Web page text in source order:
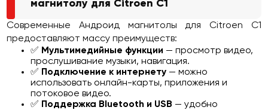
магнитолу для Citroen C1
Современные Андроид магнитолы для Citroen C1
предоставляют массу преимуществ:
✅ Мультимедийные функции — просмотр видео,
прослушивание музыки, навигация.
✅ Подключение к интернету — можно
использовать онлайн-карты, приложения и
потоковое видео.
✅ Поддержка Bluetooth и USB — удобно